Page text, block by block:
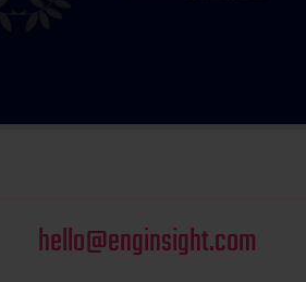
hello@enginsight.com